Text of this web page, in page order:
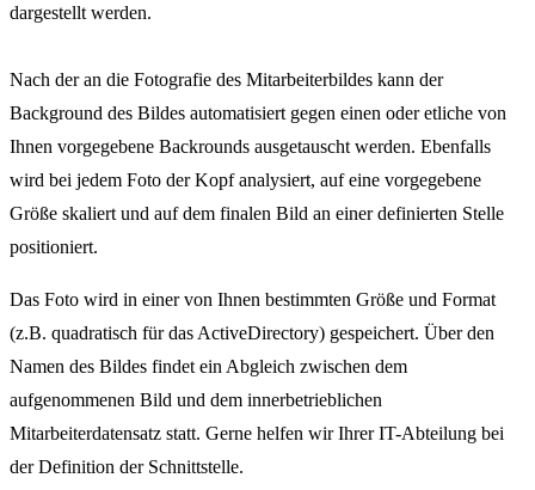
dargestellt werden.
Nach der an die Fotografie des Mitarbeiterbildes kann der
Background des Bildes automatisiert gegen einen oder etliche von
Ihnen vorgegebene Backrounds ausgetauscht werden. Ebenfalls
wird bei jedem Foto der Kopf analysiert, auf eine vorgegebene
Größe skaliert und auf dem finalen Bild an einer definierten Stelle
positioniert.
Das Foto wird in einer von Ihnen bestimmten Größe und Format
(z.B. quadratisch für das ActiveDirectory) gespeichert. Über den
Namen des Bildes findet ein Abgleich zwischen dem
aufgenommenen Bild und dem innerbetrieblichen
Mitarbeiterdatensatz statt. Gerne helfen wir Ihrer IT-Abteilung bei
der Definition der Schnittstelle.